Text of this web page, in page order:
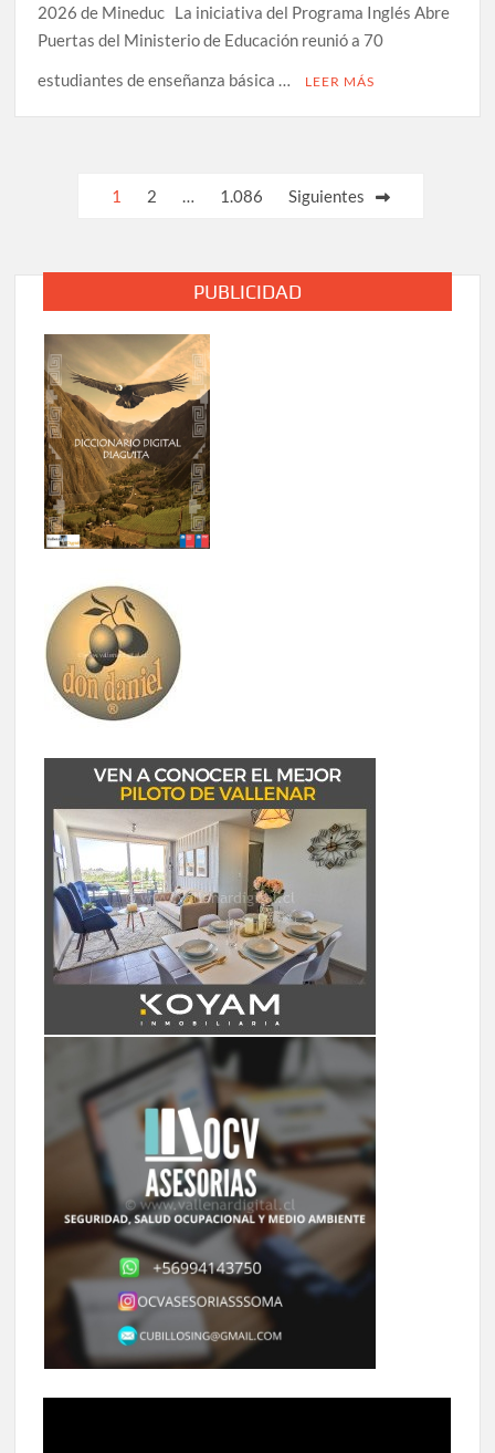
2026 de Mineduc La iniciativa del Programa Inglés Abre
Puertas del Ministerio de Educación reunió a 70
estudiantes de enseñanza básica …
LEER MÁS
Paginación
entradas
1 2 … 1.086 Siguientes
PUBLICIDAD